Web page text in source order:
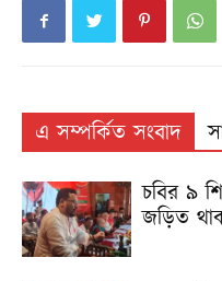
এ সম্পর্কিত সংবাদ
চবির ৯
জড়িত